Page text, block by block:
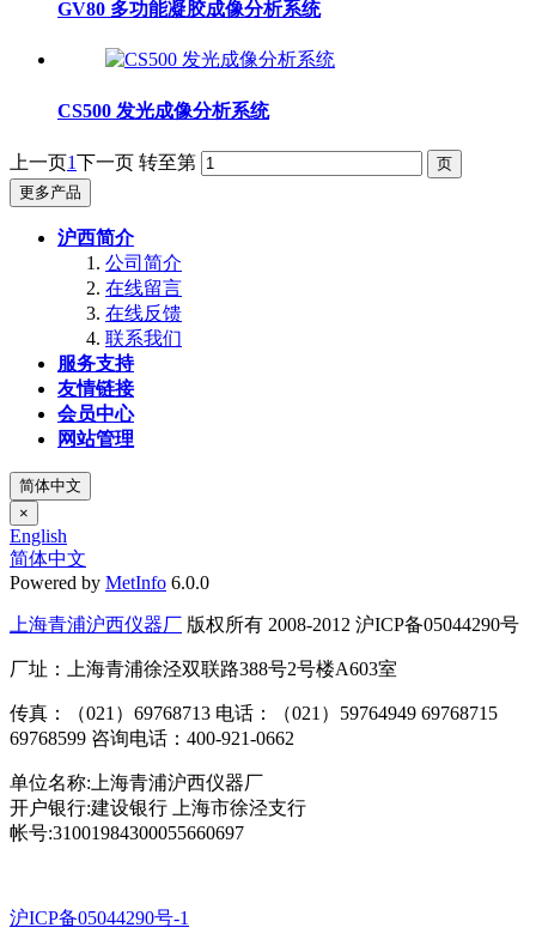
GV80 多功能凝胶成像分析系统
CS500 发光成像分析系统
上一页1下一页 转至第
更多产品
沪西简介
公司简介
在线留言
在线反馈
联系我们
服务支持
友情链接
会员中心
网站管理
简体中文
×
English
简体中文
Powered by MetInfo 6.0.0
上海青浦沪西仪器厂 版权所有 2008-2012 沪ICP备05044290号
厂址：上海青浦徐泾双联路388号2号楼A603室
传真：（021）69768713 电话：（021）59764949 69768715
69768599 咨询电话：400-921-0662
单位名称:上海青浦沪西仪器厂
开户银行:建设银行 上海市徐泾支行
帐号:31001984300055660697
沪ICP备05044290号-1